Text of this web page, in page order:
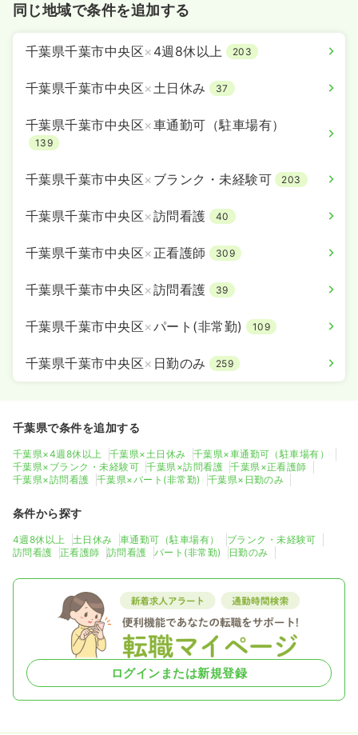
同じ地域で条件を追加する
千葉県千葉市中央区× 4週8休以上 203
千葉県千葉市中央区× 土日休み 37
千葉県千葉市中央区×車通勤可（駐車場有）
139
千葉県千葉市中央区× ブランク・未経験可 203
千葉県千葉市中央区×訪問看護 40
千葉県千葉市中央区× 正看護師 309
千葉県千葉市中央区×訪問看護 39
千葉県千葉市中央区×パート(非常勤) 109
千葉県千葉市中央区× 日勤のみ 259
千葉県で条件を追加する
千葉県×4週8休以上 千葉県×土日休み
千葉県×車通勤可（駐車場有）
千葉県×ブランク・未経験可
千葉県×訪問看護
千葉県×正看護師
千葉県×訪問看護
千葉県×パート(非常勤) 千葉県×日勤のみ
条件から探す
4週8休以上 土日休み 車通勤可（駐車場有）
ブランク・未経験可
訪問看護
正看護師 訪問看護 パート(非常勤) 日勤のみ
ログインまたは新規登録